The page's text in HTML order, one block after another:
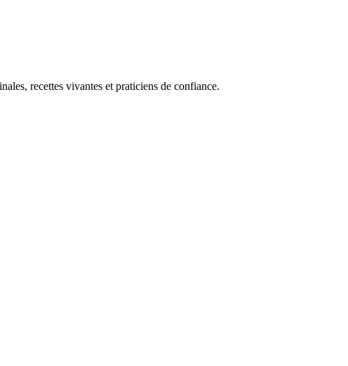
recettes vivantes et praticiens de confiance.